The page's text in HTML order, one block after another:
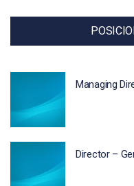
entradas
Managing
Director –